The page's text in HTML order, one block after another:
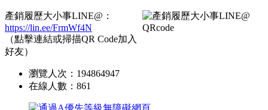
產銷履歷大小事LINE@：
https://lin.ee/FrmWf4N
（點擊連結或掃描QR Code加入
好友）
瀏覽人次： 194864947
在線人數： 861